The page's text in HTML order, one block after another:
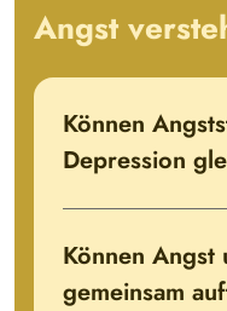
Angst
Können
Depression
Können Angst
gemeinsam